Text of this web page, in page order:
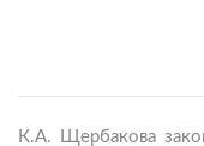
К.А. Щербакова